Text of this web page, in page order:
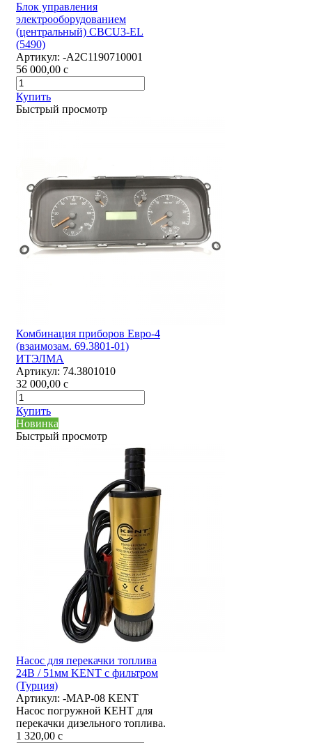
Блок управления
электрооборудованием
(центральный) CBCU3-EL
(5490)
Артикул: -А2С1190710001
56 000,00 c
Купить
Быстрый просмотр
Комбинация приборов Евро-4
(взаимозам. 69.3801-01)
ИТЭЛМА
Артикул: 74.3801010
32 000,00 c
Купить
Новинка
Быстрый просмотр
Насос для перекачки топлива
24В / 51мм KENT с фильтром
(Турция)
Артикул: -MAP-08 KENT
Насос погружной КЕНТ для
перекачки дизельного топлива.
1 320,00 c